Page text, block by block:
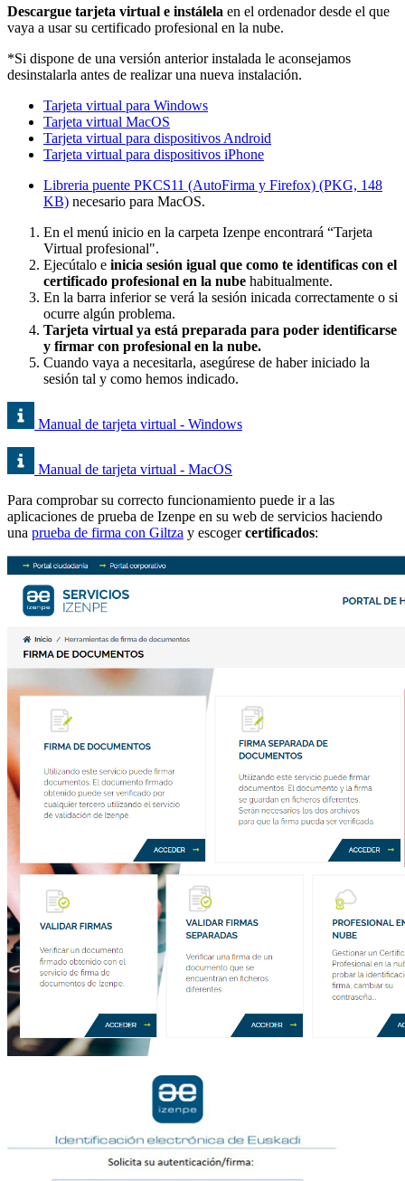
Descargue tarjeta virtual e instálela en el ordenador desde el que
vaya a usar su certificado profesional en la nube.
*Si dispone de una versión anterior instalada le aconsejamos
desinstalarla antes de realizar una nueva instalación.
Tarjeta virtual para Windows
Tarjeta virtual MacOS
Tarjeta virtual para dispositivos Android
Tarjeta virtual para dispositivos iPhone
Libreria puente PKCS11 (AutoFirma y Firefox) (PKG, 148
KB) necesario para MacOS.
En el menú inicio en la carpeta Izenpe encontrará “Tarjeta
Virtual profesional".
Ejecútalo e inicia sesión igual que como te identificas con el
certificado profesional en la nube habitualmente.
En la barra inferior se verá la sesión inicada correctamente o si
ocurre algún problema.
Tarjeta virtual ya está preparada para poder identificarse
y firmar con profesional en la nube.
Cuando vaya a necesitarla, asegúrese de haber iniciado la
sesión tal y como hemos indicado.
Manual de tarjeta virtual - Windows
Manual de tarjeta virtual - MacOS
Para comprobar su correcto funcionamiento puede ir a las
aplicaciones de prueba de Izenpe en su web de servicios haciendo
una prueba de firma con Giltza y escogercertificados: